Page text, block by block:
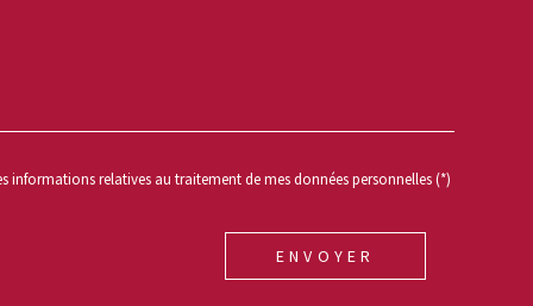
relatives au traitement de mes données personnelles (*)
ENVOYER